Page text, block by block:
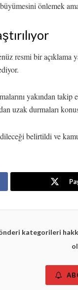
önlemek
resmi bir
yakından takip
uzak durmaları
belirtildi ve
kategorileri